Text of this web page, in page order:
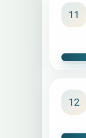
11
12